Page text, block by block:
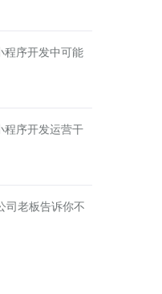
程序开发中可能
程序开发运营干
司老板告诉你不